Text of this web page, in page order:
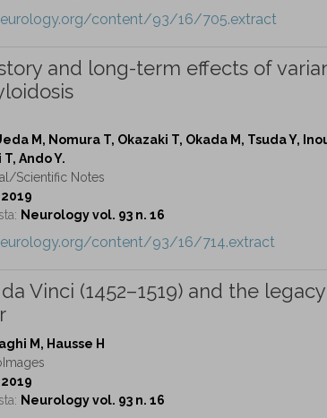
content/93/16/705.extract
and long-term effects of
M, Nomura T, Okazaki T, Okada M, Tsuda Y,
T, Ando Y.
Scientific Notes
2019
Neurology vol. 93 n. 16
content/93/16/714.extract
Vinci (1452–1519) and the
M, Hausse H
2019
Neurology vol. 93 n. 16